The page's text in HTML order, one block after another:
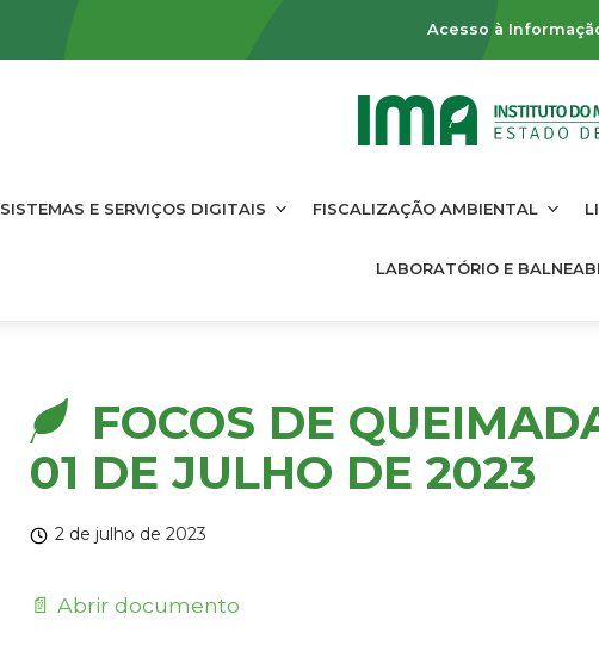
Acesso à
SISTEMAS E SERVIÇOS DIGITAIS FISCALIZAÇÃO AMBIENTAL
LABORATÓRIO E
FOCOS DE
01 DE JULHO DE 2023
2 de julho de 2023
📄 Abrir documento